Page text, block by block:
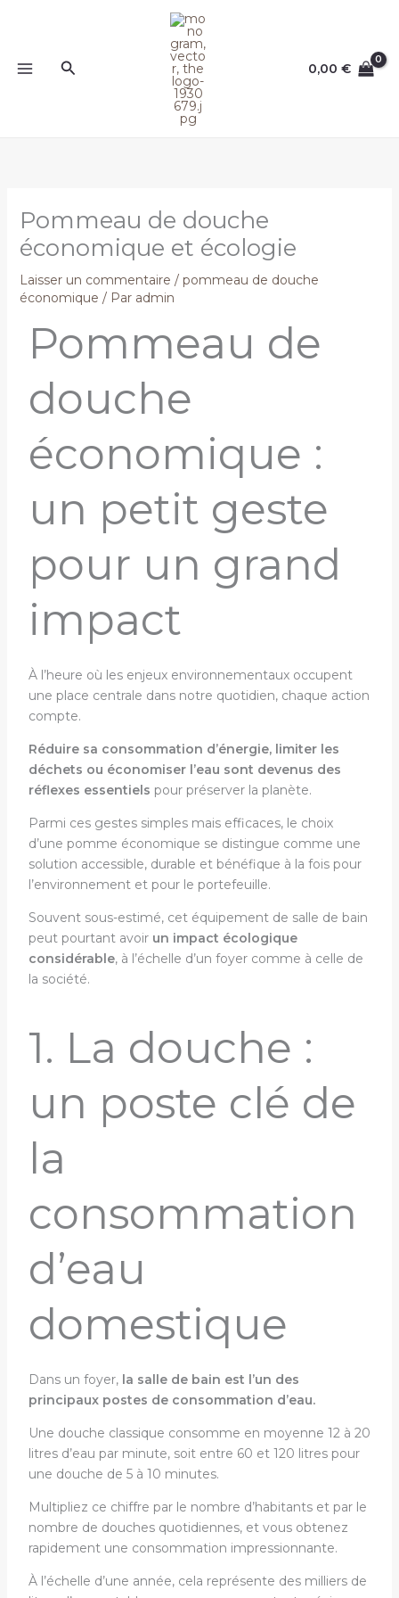
Rechercher 0,00€
Pommeau de douche
économique et écologie
Laisser un commentaire / pommeau de douche
économique / Par admin
Pommeau de
douche
économique :
un petit geste
pour un grand
impact
À l’heure où les enjeux environnementaux occupent
une place centrale dans notre quotidien, chaque action
compte.
Réduire sa consommation d’énergie, limiter les
déchets ou économiser l’eau sont devenus des
réflexes essentiels pour préserver la planète.
Parmi ces gestes simples mais efficaces, le choix
d’une pomme économique se distingue comme une
solution accessible, durable et bénéfique à la fois pour
l’environnement et pour le portefeuille.
Souvent sous-estimé, cet équipement de salle de bain
peut pourtant avoir un impact écologique
considérable, à l’échelle d’un foyer comme à celle de
la société.
1. La douche :
un poste clé de
la
consommation
d’eau
domestique
Dans un foyer, la salle de bain est l’un des
principaux postes de consommation d’eau.
Une douche classique consomme en moyenne 12 à 20
litres d’eau par minute, soit entre 60 et 120 litres pour
une douche de 5 à 10 minutes.
Multipliez ce chiffre par le nombre d’habitants et par le
nombre de douches quotidiennes, et vous obtenez
rapidement une consommation impressionnante.
À l’échelle d’une année, cela représente des milliers de